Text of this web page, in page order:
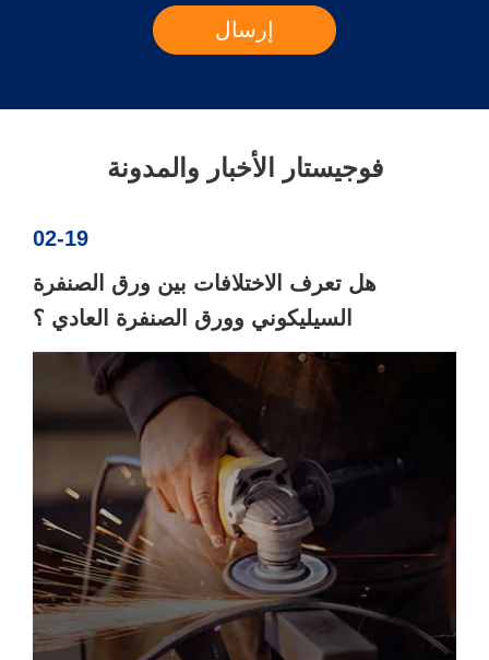
فوجيستار الأخبار والمدونة
02-19
هل تعرف الاختلافات بين ورق الصنفرة
السيليكوني وورق الصنفرة العادي ؟